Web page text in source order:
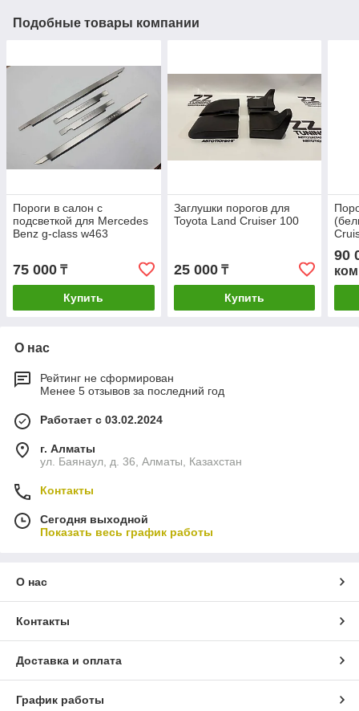
Подобные товары компании
Пороги в салон с
подсветкой для Mercedes
Benz g-class w463
75 000 ₸
Купить
Заглушки порогов для
Toyota Land Cruiser 100
25 000₸
Купить
90
О нас
Рейтинг не сформирован
Менее 5 отзывов за последний год
Работает с 03.02.2024
г. Алматы
ул. Баянаул, д. 36, Алматы, Казахстан
Контакты
Сегодня выходной
Показать весь график работы
О нас
Контакты
Доставка и оплата
График работы